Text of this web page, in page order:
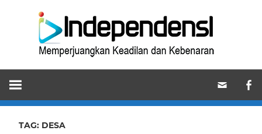
Memperjuangkan
Keadilan
dan
Kebenaran
TAG: DESA